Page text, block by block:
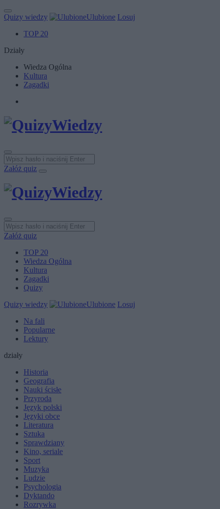
Quizy wiedzy Ulubione Losuj
TOP 20
Działy
Wiedza Ogólna
Kultura
Zagadki
Załóż quiz
Załóż quiz
TOP 20
Wiedza Ogólna
Kultura
Zagadki
Quizy
Quizy wiedzy
Ulubione Losuj
Na fali
Popularne
Lektury
działy
Historia
Geografia
Nauki ścisłe
Przyroda
Język polski
Języki obce
Literatura
Sztuka
Sprawdziany
Kino, seriale
Sport
Muzyka
Ludzie
Psychologia
Dyktando
Rozrywka